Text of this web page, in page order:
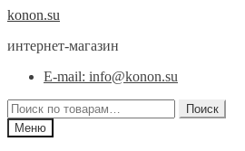
Перейти
навигации
Перейти
содержимому
konon.su
интернет-магазин
E-mail: info@konon.su
Искать:
Поиск
Меню